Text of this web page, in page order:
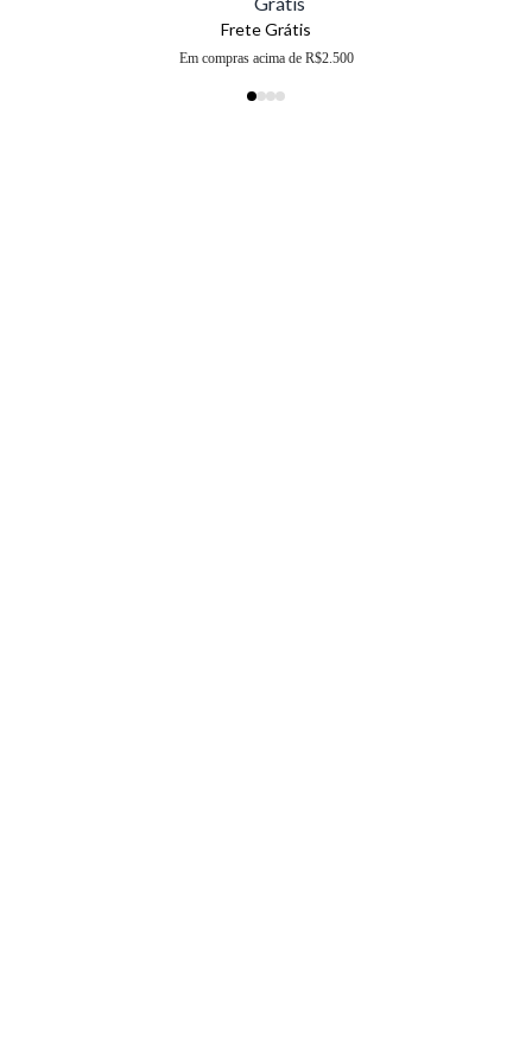
Frete Grátis
Em compras acima de R$2.500